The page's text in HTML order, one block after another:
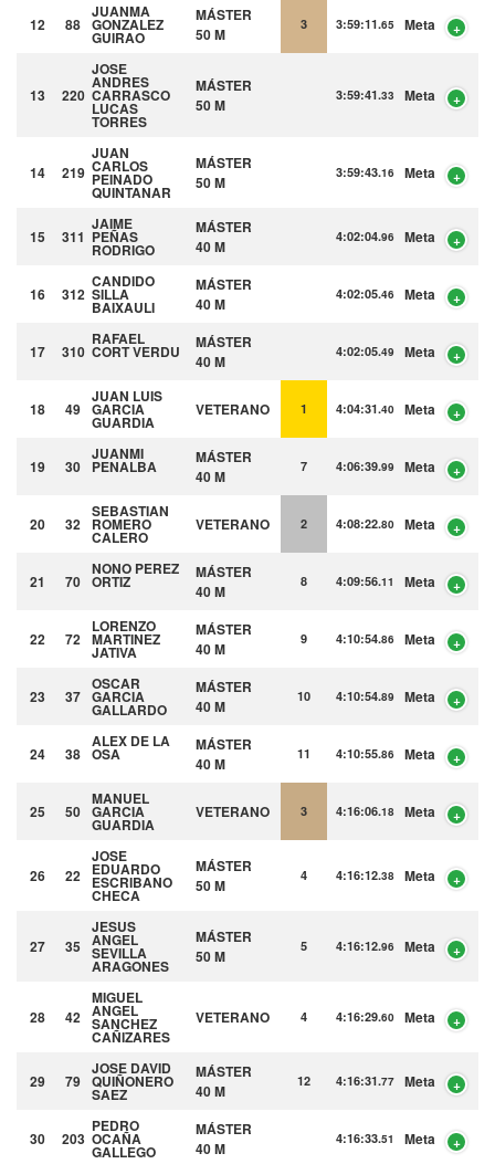
12 88
JUANMA
GONZALEZ
GUIRAO
MÁSTER
50 M
3 3:59:11.65 Meta
13 220
JOSE
ANDRES
CARRASCO
LUCAS
TORRES
MÁSTER
50 M
3:59:41.33 Meta
14 219
JUAN
CARLOS
PEINADO
QUINTANAR
MÁSTER
50 M
3:59:43.16 Meta
15 311
JAIME
PEÑAS
RODRIGO
MÁSTER
40 M
4:02:04.96 Meta
16 312
CANDIDO
SILLA
BAIXAULI
MÁSTER
40 M
4:02:05.46 Meta
17 310
RAFAEL
CORT VERDU
MÁSTER
40 M
4:02:05.49 Meta
18 49
JUAN LUIS
GARCIA
GUARDIA
VETERANO 1 4:04:31.40 Meta
19 30
JUANMI
PENALBA
MÁSTER
40 M
7 4:06:39.99 Meta
20 32
SEBASTIAN
ROMERO
CALERO
VETERANO 2 4:08:22.80 Meta
21 70
NONO PEREZ
ORTIZ
MÁSTER
40 M
8 4:09:56.11 Meta
22 72
LORENZO
MARTINEZ
JATIVA
MÁSTER
40 M
9 4:10:54.86 Meta
23 37
OSCAR
GARCIA
GALLARDO
MÁSTER
40 M
10 4:10:54.89 Meta
24 38
ALEX DE LA
OSA
MÁSTER
40 M
11 4:10:55.86 Meta
25 50
MANUEL
GARCIA
GUARDIA
VETERANO 3 4:16:06.18 Meta
26 22
JOSE
EDUARDO
ESCRIBANO
CHECA
MÁSTER
50 M
4 4:16:12.38 Meta
27 35
JESUS
ANGEL
SEVILLA
ARAGONES
MÁSTER
50 M
5 4:16:12.96 Meta
28 42
MIGUEL
ANGEL
SANCHEZ
CAÑIZARES
VETERANO 4 4:16:29.60 Meta
29 79
JOSE DAVID
QUIÑONERO
SAEZ
MÁSTER
40 M
12 4:16:31.77 Meta
30 203
PEDRO
OCAÑA
GALLEGO
MÁSTER
40 M
4:16:33.51 Meta